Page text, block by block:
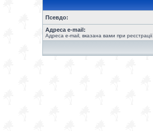
Псевдо:
Адреса e-mail:
Адреса e-mail, вказана вами при реєстрації.